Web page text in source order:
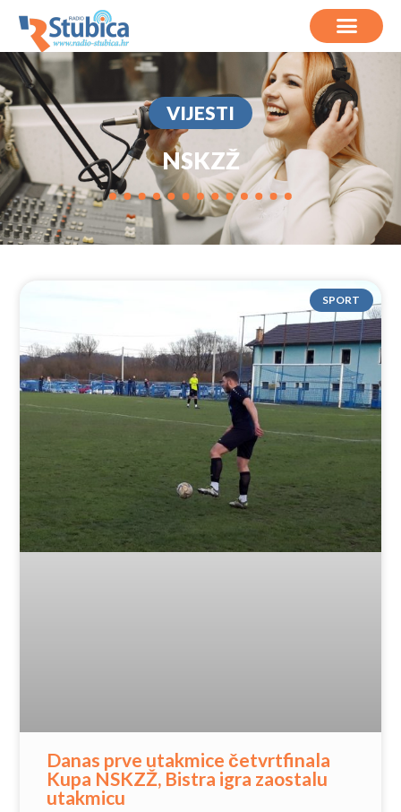
VIJESTI
NSKZŽ
SPORT
Danas prve utakmice četvrtfinala
Kupa NSKZŽ, Bistra igra zaostalu
utakmicu